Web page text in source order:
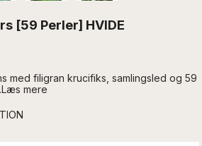
[59 Perler] HVIDE
med filigran krucifiks, samlingsled og 59
mere